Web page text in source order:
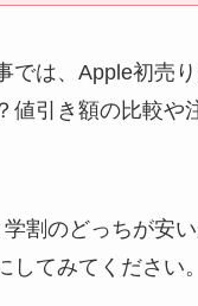
では、Apple初売
値引き額の比較や
割のどっちが安
してみてください。